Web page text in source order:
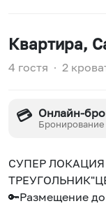
Квартира,
4 гостя ∙ 2
💳 Онлайн-
Бронирование
CУПЕР ЛOКАЦИЯ
🔑Рaзмeщeние